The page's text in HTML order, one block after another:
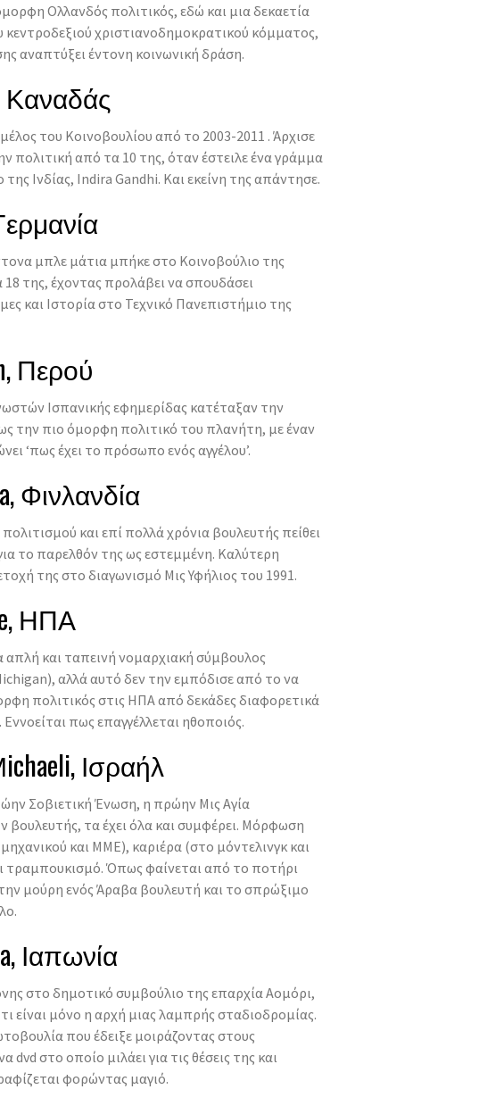
Ολλανδός πολιτικός, εδώ και μια δεκαετία
κεντροδεξιού χριστιανοδημοκρατικού κόμματος,
αναπτύξει έντονη κοινωνική δράση.
Καναδάς
του Κοινοβουλίου από το 2003-2011 . Άρχισε
πολιτική από τα 10 της, όταν έστειλε ένα γράμμα
Ινδίας, Indira Gandhi. Και εκείνη της απάντησε.
μπλε μάτια μπήκε στο Κοινοβούλιο της
18 της, έχοντας προλάβει να σπουδάσει
και Ιστορία στο Τεχνικό Πανεπιστήμιο της
Περού
Ισπανικής εφημερίδας κατέταξαν την
την πιο όμορφη πολιτικό του πλανήτη, με έναν
‘πως έχει το πρόσωπο ενός αγγέλου’.
Φινλανδία
και επί πολλά χρόνια βουλευτής πείθει
το παρελθόν της ως εστεμμένη. Καλύτερη
της στο διαγωνισμό Μις Υφήλιος του 1991.
ΗΠΑ
απλή και ταπεινή νομαρχιακή σύμβουλος
αλλά αυτό δεν την εμπόδισε από το να
πολιτικός στις ΗΠΑ από δεκάδες διαφορετικά
Εννοείται πως επαγγέλλεται ηθοποιός.
Ισραήλ
Σοβιετική Ένωση, η πρώην Μις Αγία
βουλευτής, τα έχει όλα και συμφέρει. Μόρφωση
και ΜΜΕ), καριέρα (στο μόντελινγκ και
τραμπουκισμό. Όπως φαίνεται από το ποτήρι
μούρη ενός Άραβα βουλευτή και το σπρώξιμο
Ιαπωνία
στο δημοτικό συμβούλιο της επαρχία Αομόρι,
είναι μόνο η αρχή μιας λαμπρής σταδιοδρομίας.
που έδειξε μοιράζοντας στους
στο οποίο μιλάει για τις θέσεις της και
φορώντας μαγιό.